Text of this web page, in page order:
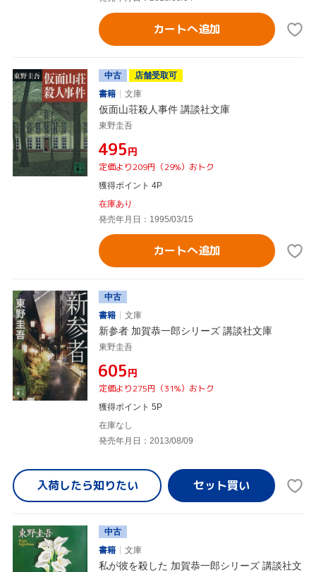
カートへ追加
中古
店舗受取可
書籍
文庫
仮面山荘殺人事件 講談社文庫
東野圭吾
¥495円
定価より209円（29%）おトク
獲得ポイント 4P
在庫あり
発売年月日：1995/03/15
カートへ追加
中古
書籍
文庫
新参者 加賀恭一郎シリーズ 講談社文庫
東野圭吾
¥605円
定価より275円（31%）おトク
獲得ポイント 5P
在庫なし
発売年月日：2013/08/09
入荷したら知りたい
中古
書籍
文庫
私が彼を殺した 加賀恭一郎シリーズ 講談社文